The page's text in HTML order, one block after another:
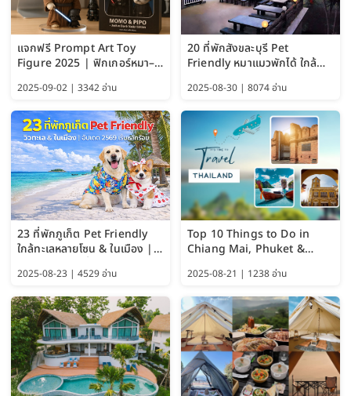
แจกฟรี Prompt Art Toy
Figure 2025 | ฟิกเกอร์หมา–
ChatGPT และ Gemini
2025-09-02 | 3342 อ่าน
20 ที่พักสังขละบุรี Pet
Friendly หมาแมวพักได้ ใกล้
2025-08-30 | 8074 อ่าน
23 ที่พักภูเก็ต Pet Friendly
ใกล้ทะเลหลายโซน & ในเมือง |
2025-08-23 | 4529 อ่าน
Top 10 Things to Do in
Chiang Mai, Phuket &
Guide 2025)
2025-08-21 | 1238 อ่าน